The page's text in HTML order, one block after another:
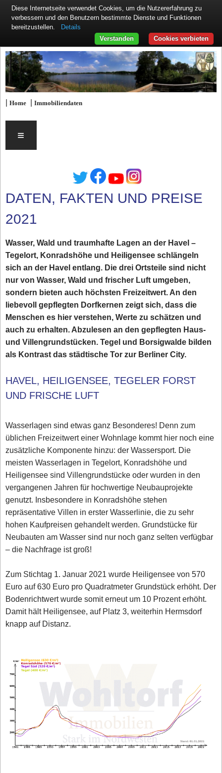
|Home |Immobiliendaten
≡
DATEN, FAKTEN UND PREISE
2021
Wasser, Wald und traumhafte Lagen an der Havel –
Tegelort, Konradshöhe und Heiligensee schlängeln
sich an der Havel entlang. Die drei Ortsteile sind nicht
nur von Wasser, Wald und frischer Luft umgeben,
sondern bieten auch höchsten Freizeitwert. An den
liebevoll gepflegten Dorfkernen zeigt sich, dass die
Menschen es hier verstehen, Werte zu schätzen und
auch zu erhalten. Abzulesen an den gepflegten Haus-
und Villengrundstücken. Tegel und Borsigwalde bilden
als Kontrast das städtische Tor zur Berliner City.
HAVEL, HEILIGENSEE, TEGELER FORST
UND FRISCHE LUFT
Wasserlagen sind etwas ganz Besonderes! Denn zum
üblichen Freizeitwert einer Wohnlage kommt hier noch eine
zusätzliche Komponente hinzu: der Wassersport. Die
meisten Wasserlagen in Tegelort, Konradshöhe und
Heiligensee sind Villengrundstücke oder wurden in den
vergangenen Jahren für hochwertige Neubauprojekte
genutzt. Insbesondere in Konradshöhe stehen
repräsentative Villen in erster Wasserlinie, die zu sehr
hohen Kaufpreisen gehandelt werden. Grundstücke für
Neubauten am Wasser sind nur noch ganz selten verfügbar
– die Nachfrage ist groß!
Zum Stichtag 1. Januar 2021 wurde Heiligensee von 570
Euro auf 630 Euro pro Quadratmeter Grundstück erhöht. Der
Bodenrichtwert wurde somit erneut um 10 Prozent erhöht.
Damit hält Heiligensee, auf Platz 3, weiterhin Hermsdorf
knapp auf Distanz.
Diese Internetseite verwendet Cookies, um die Nutzererfahrung zu
verbessern und den Benutzern bestimmte Dienste und Funktionen
bereitzustellen.
Details
Cookies verbieten
Verstanden